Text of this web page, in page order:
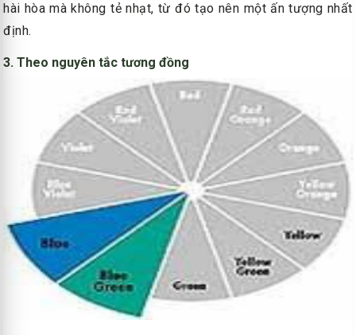
hài hòa mà không tẻ nhạt, từ đó tạo nên một ấn tượng nhất
định.
3. Theo nguyên tắc tương đồng